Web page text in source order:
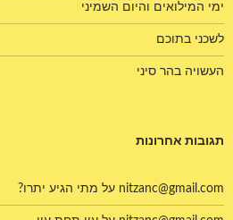
ימי המילואים והיום השמיני
לשכני בתוכם
העשויה בהר סיני
תגובות אחרונות
nitzanc@gmail.com על מתי הגיע יתרו?